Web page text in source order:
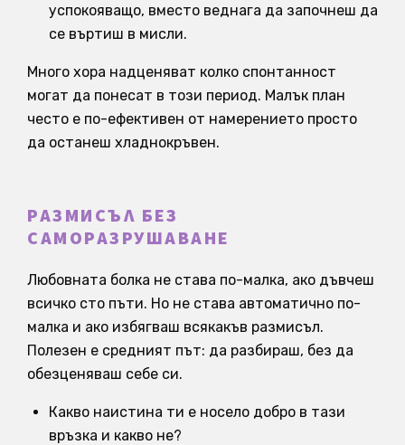
успокояващо, вместо веднага да започнеш да
се въртиш в мисли.
Много хора надценяват колко спонтанност
могат да понесат в този период. Малък план
често е по-ефективен от намерението просто
да останеш хладнокръвен.
РАЗМИСЪЛ БЕЗ
САМОРАЗРУШАВАНЕ
Любовната болка не става по-малка, ако дъвчеш
всичко сто пъти. Но не става автоматично по-
малка и ако избягваш всякакъв размисъл.
Полезен е средният път: да разбираш, без да
обезценяваш себе си.
Какво наистина ти е носело добро в тази
връзка и какво не?